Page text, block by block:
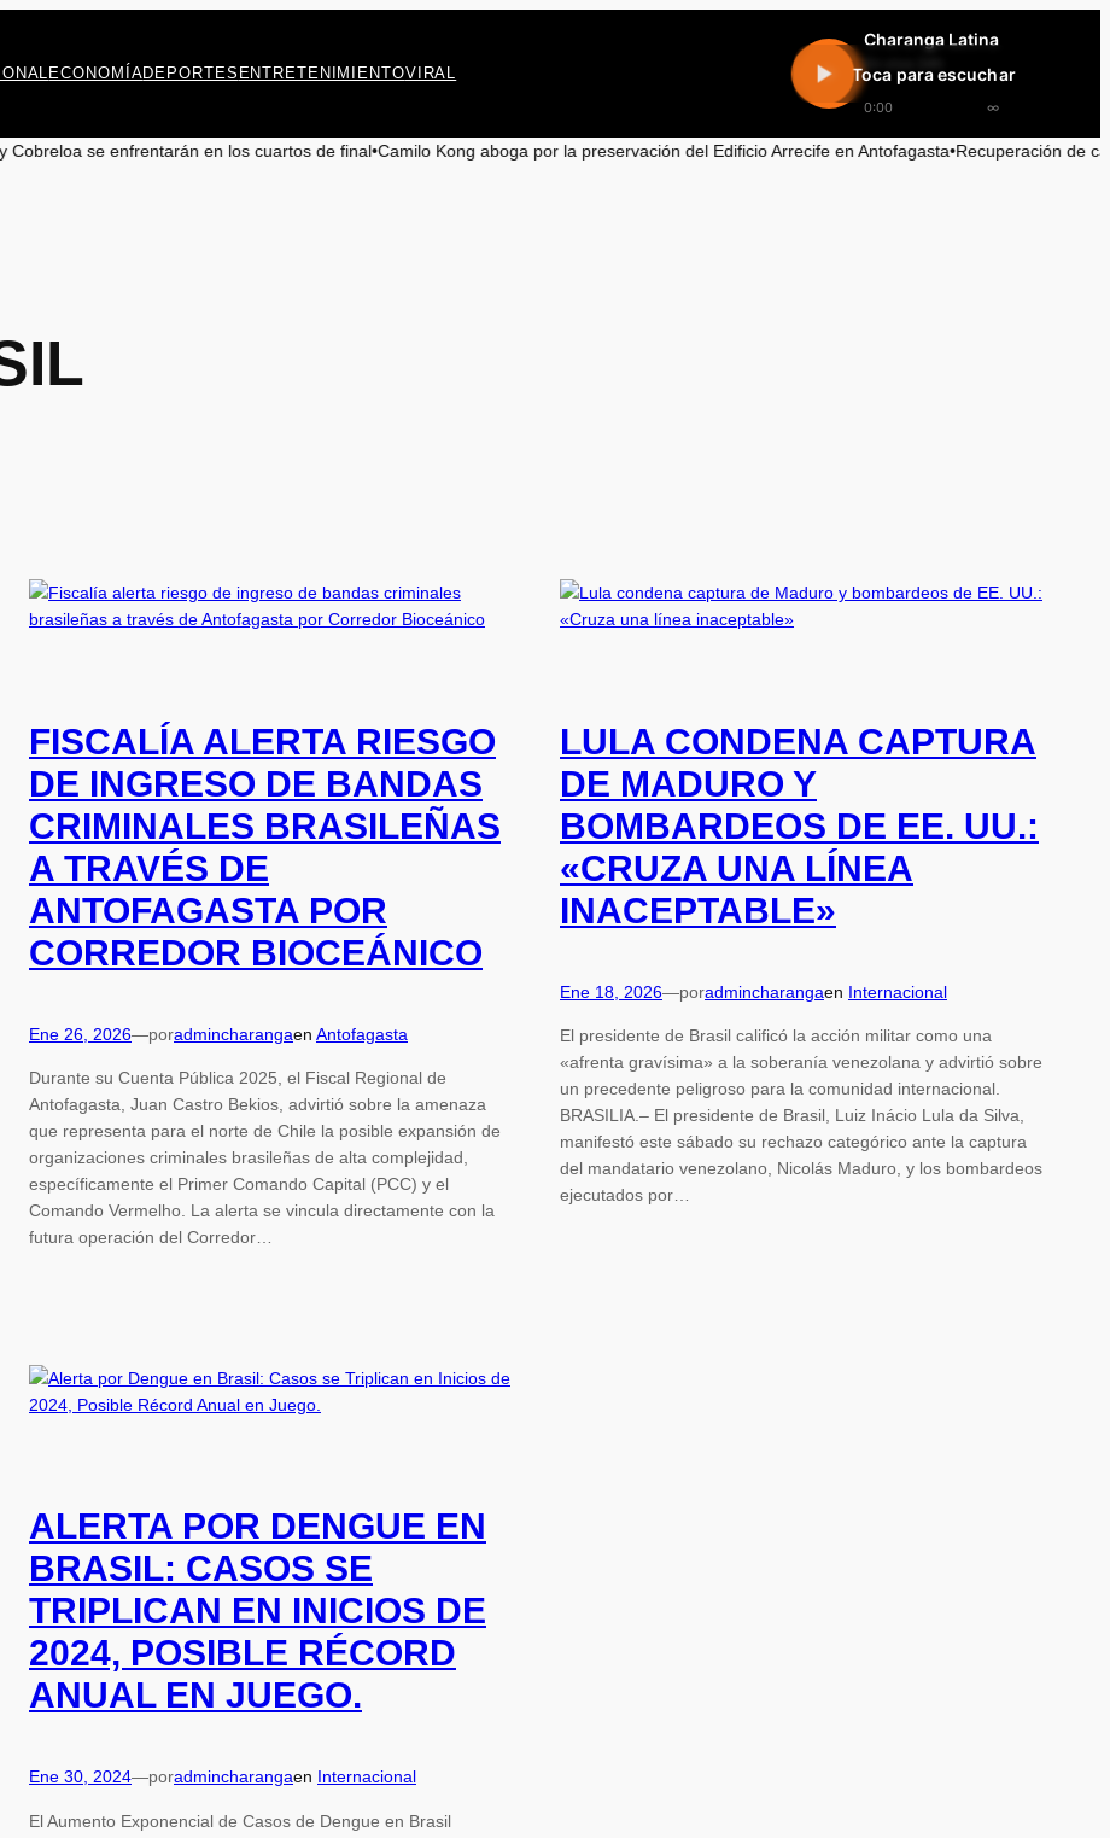
ECONOMÍADEPORTES ENTRETENIMIENTOVIRAL
Charanga Latina
En vivo 24h
0:00 ∞
Toca para escuchar
en los cuartos de final•Camilo Kong aboga por la preservación del Edificio Arrecife en Antofagasta•Recuperación de camioneta robada
FISCALÍA ALERTA RIESGO
DE INGRESO DE BANDAS
CRIMINALES BRASILEÑAS
A TRAVÉS DE
ANTOFAGASTA POR
CORREDOR BIOCEÁNICO
Ene 26, 2026—poradmincharangaen Antofagasta
Durante su Cuenta Pública 2025, el Fiscal Regional de
Antofagasta, Juan Castro Bekios, advirtió sobre la amenaza
que representa para el norte de Chile la posible expansión de
organizaciones criminales brasileñas de alta complejidad,
específicamente el Primer Comando Capital (PCC) y el
Comando Vermelho. La alerta se vincula directamente con la
futura operación del Corredor…
LULA CONDENA CAPTURA
DE MADURO Y
BOMBARDEOS DE EE. UU.:
«CRUZA UNA LÍNEA
INACEPTABLE»
Ene 18, 2026—poradmincharangaen Internacional
El presidente de Brasil calificó la acción militar como una
«afrenta gravísima» a la soberanía venezolana y advirtió sobre
un precedente peligroso para la comunidad internacional.
BRASILIA.– El presidente de Brasil, Luiz Inácio Lula da Silva,
manifestó este sábado su rechazo categórico ante la captura
del mandatario venezolano, Nicolás Maduro, y los bombardeos
ejecutados por…
ALERTA POR DENGUE EN
BRASIL: CASOS SE
TRIPLICAN EN INICIOS DE
2024, POSIBLE RÉCORD
ANUAL EN JUEGO.
Ene 30, 2024—poradmincharangaen Internacional
El Aumento Exponencial de Casos de Dengue en Brasil